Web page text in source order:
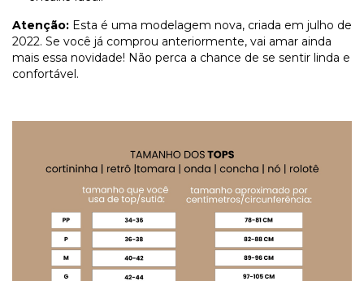
Atenção: Esta é uma modelagem nova, criada em julho de
2022. Se você já comprou anteriormente, vai amar ainda
mais essa novidade! Não perca a chance de se sentir linda e
confortável.